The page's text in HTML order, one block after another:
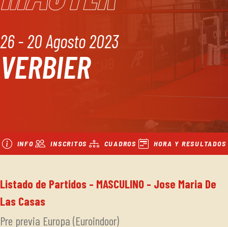
26 - 20 Agosto 2023
VERBIER
INFO INSCRITOS CUADROS HORA Y RESULTADOS
Listado de Partidos - MASCULINO - Jose Maria De
Las Casas
Pre previa Europa (Euroindoor)